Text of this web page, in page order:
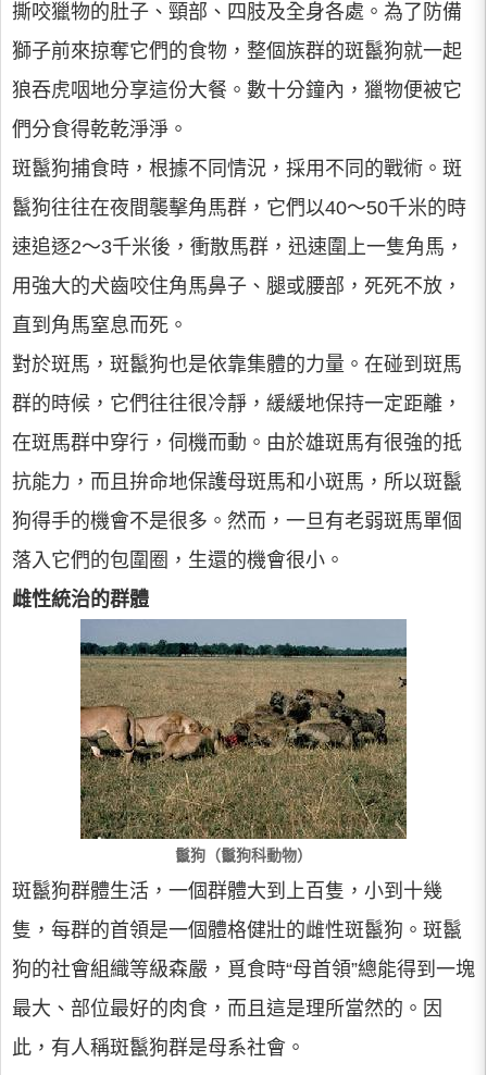
撕咬獵物的肚子、頸部、四肢及全身各處。為了防備
獅子前來掠奪它們的食物，整個族群的斑鬣狗就一起
狼吞虎咽地分享這份大餐。數十分鐘內，獵物便被它
們分食得乾乾淨淨。
斑鬣狗捕食時，根據不同情況，採用不同的戰術。斑
鬣狗往往在夜間襲擊角馬群，它們以40～50千米的時
速追逐2～3千米後，衝散馬群，迅速圍上一隻角馬，
用強大的犬齒咬住角馬鼻子、腿或腰部，死死不放，
直到角馬窒息而死。
對於斑馬，斑鬣狗也是依靠集體的力量。在碰到斑馬
群的時候，它們往往很冷靜，緩緩地保持一定距離，
在斑馬群中穿行，伺機而動。由於雄斑馬有很強的抵
抗能力，而且拚命地保護母斑馬和小斑馬，所以斑鬣
狗得手的機會不是很多。然而，一旦有老弱斑馬單個
落入它們的包圍圈，生還的機會很小。
雌性統治的群體
鬣狗（鬣狗科動物）
斑鬣狗群體生活，一個群體大到上百隻，小到十幾
隻，每群的首領是一個體格健壯的雌性斑鬣狗。斑鬣
狗的社會組織等級森嚴，覓食時“母首領”總能得到一塊
最大、部位最好的肉食，而且這是理所當然的。因
此，有人稱斑鬣狗群是母系社會。